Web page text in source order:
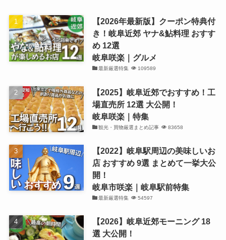
【2026年最新版】クーポン特典付
き！岐阜近郊 ヤナ&鮎料理 おすす
め 12選
岐阜咲楽｜グルメ
最新厳選特集 109589
【2025】岐阜近郊でおすすめ！工
場直売所 12選 大公開！
岐阜咲楽｜特集
観光・買物厳選まとめ記事 83658
【2022】岐阜駅周辺の美味しいお
店 おすすめ 9選 まとめて一挙大公
開！
岐阜市咲楽｜岐阜駅前特集
最新厳選特集 54597
【2026】岐阜近郊モーニング 18
選 大公開！